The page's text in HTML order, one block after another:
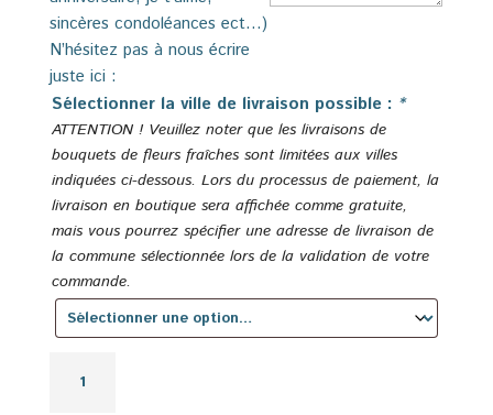
sincères condoléances ect...)
N’hésitez pas à nous écrire
juste ici :
Sélectionner la ville de livraison possible : *
ATTENTION ! Veuillez noter que les livraisons de
bouquets de fleurs fraîches sont limitées aux villes
indiquées ci-dessous. Lors du processus de paiement, la
livraison en boutique sera affichée comme gratuite,
mais vous pourrez spécifier une adresse de livraison de
la commune sélectionnée lors de la validation de votre
commande.